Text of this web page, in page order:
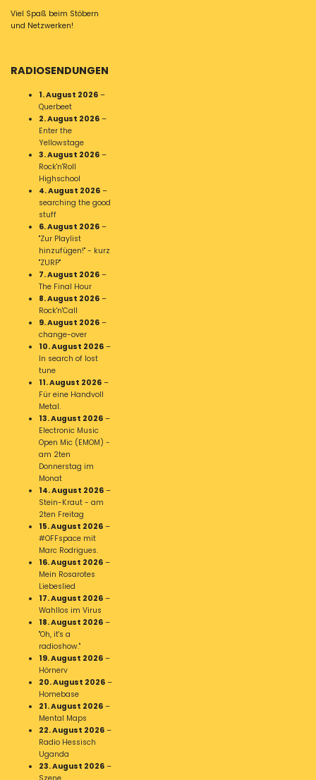
Viel Spaß beim Stöbern
und Netzwerken!
RADIOSENDUNGEN
1. August 2026 –
Querbeet
2. August 2026 –
Enter the
Yellowstage
3. August 2026 –
Rock'n'Roll
Highschool
4. August 2026 –
searching the good
stuff
6. August 2026 –
"Zur Playlist
hinzufügen!" - kurz
"ZURP"
7. August 2026 –
The Final Hour
8. August 2026 –
Rock'n'Call
9. August 2026 –
change-over
10. August 2026 –
In search of lost
tune
11. August 2026 –
Für eine Handvoll
Metal.
13. August 2026 –
Electronic Music
Open Mic (EMOM) -
am 2ten
Donnerstag im
Monat
14. August 2026 –
Stein-Kraut - am
2ten Freitag
15. August 2026 –
#OFFspace mit
Marc Rodrigues.
16. August 2026 –
Mein Rosarotes
Liebeslied
17. August 2026 –
Wahllos im Virus
18. August 2026 –
"Oh, it's a
radioshow."
19. August 2026 –
Hörnerv
20. August 2026 –
Homebase
21. August 2026 –
Mental Maps
22. August 2026 –
Radio Hessisch
Uganda
23. August 2026 –